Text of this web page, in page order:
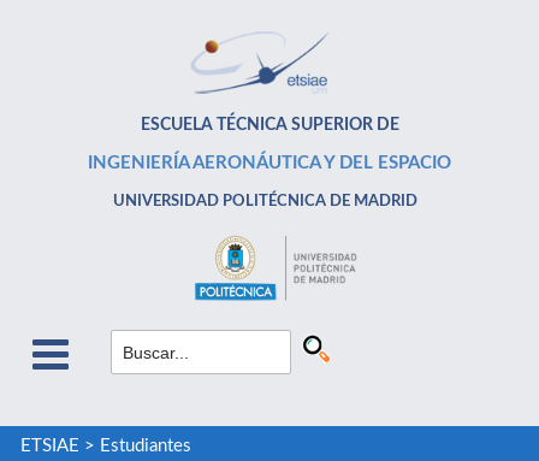
ESCUELA TÉCNICA SUPERIOR DE
INGENIERÍA AERONÁUTICA Y DEL ESPACIO
UNIVERSIDAD POLITÉCNICA DE MADRID
ETSIAE > Estudiantes